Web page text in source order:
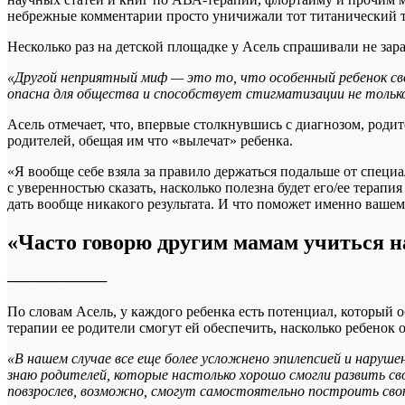
небрежные комментарии просто уничижали тот
Несколько раз на детской площадке у Асель спрашивали не
«Другой неприятный миф — это то, что особенный ребенок
опасна для общества и способствует стигматизации не
Асель отмечает, что, впервые столкнувшись с диагнозом,
родителей, обещая им что «вылечат» ребенка.
«Я вообще себе взяла за правило держаться подальше от
с уверенностью сказать, насколько полезна будет его/ее
дать вообще никакого результата. И что поможет именно
«Часто говорю другим мамам учиться
──────────
По словам Асель, у каждого ребенка есть потенциал, который
терапии ее родители смогут ей обеспечить, насколько ребенок
«В нашем случае все еще более усложнено эпилепсией и
знаю родителей, которые настолько хорошо смогли развить
повзрослев, возможно, смогут самостоятельно построить